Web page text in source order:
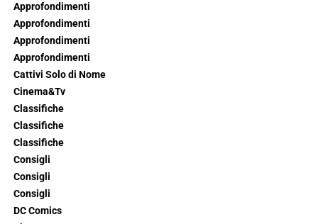
Approfondimenti
Approfondimenti
Approfondimenti
Approfondimenti
Cattivi Solo di Nome
Cinema&Tv
Classifiche
Classifiche
Classifiche
Consigli
Consigli
Consigli
DC Comics